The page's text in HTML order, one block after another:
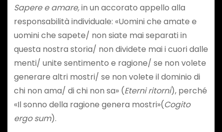
Sapere e amare,in un accorato appello alla
responsabilità individuale: «Uomini che amate e
uomini che sapete/ non siate mai separati in
questa nostra storia/ non dividete mai i cuori dalle
menti/ unite sentimento e ragione/ se non volete
generare altri mostri/ se non volete il dominio di
chi non ama/ di chi non sa» (Eterni ritorni), perché
«Il sonno della ragione genera mostri»(Cogito
ergo sum).